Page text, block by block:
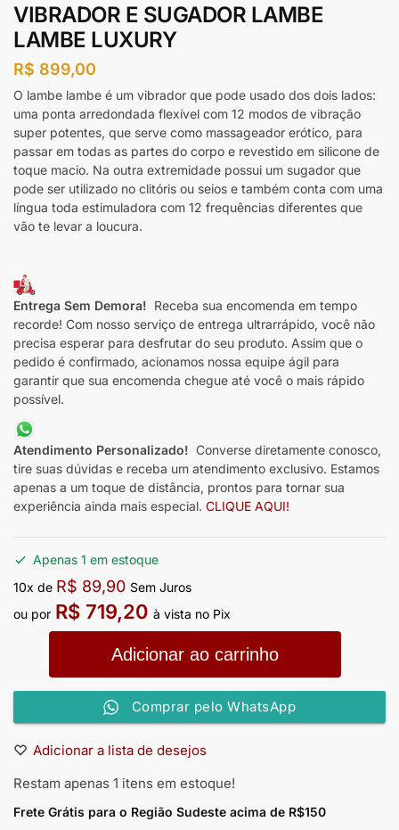
VIBRADOR E SUGADOR LAMBE
LAMBE LUXURY
R$ 899,00
O lambe lambe é um vibrador que pode usado dos dois lados:
uma ponta arredondada flexível com 12 modos de vibração
super potentes, que serve como massageador erótico, para
passar em todas as partes do corpo e revestido em silicone de
toque macio. Na outra extremidade possui um sugador que
pode ser utilizado no clitóris ou seios e também conta com uma
língua toda estimuladora com 12 frequências diferentes que
vão te levar a loucura.
Entrega Sem Demora! Receba sua encomenda em tempo
recorde! Com nosso serviço de entrega ultrarrápido, você não
precisa esperar para desfrutar do seu produto. Assim que o
pedido é confirmado, acionamos nossa equipe ágil para
garantir que sua encomenda chegue até você o mais rápido
possível.
Atendimento Personalizado! Converse diretamente conosco,
tire suas dúvidas e receba um atendimento exclusivo. Estamos
apenas a um toque de distância, prontos para tornar sua
experiência ainda mais especial. CLIQUE AQUI!
Apenas 1 em estoque
10x de R$ 89,90 Sem Juros
ou por R$ 719,20 à vista no Pix
Adicionar ao carrinho
Comprar pelo WhatsApp
Adicionar a lista de desejos
Restam apenas 1 itens em estoque!
Frete Grátis para o Região Sudeste acima de R$150